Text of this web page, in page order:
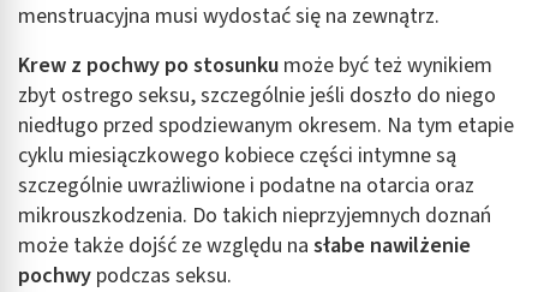
menstruacyjna musi wydostać się na zewnątrz.
Krew z pochwy po stosunku może być też wynikiem
zbyt ostrego seksu, szczególnie jeśli doszło do niego
niedługo przed spodziewanym okresem. Na tym etapie
cyklu miesiączkowego kobiece części intymne są
szczególnie uwrażliwione i podatne na otarcia oraz
mikrouszkodzenia. Do takich nieprzyjemnych doznań
może także dojść ze względu na słabe nawilżenie
pochwy podczas seksu.